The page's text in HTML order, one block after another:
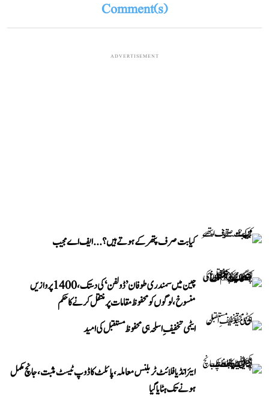
Comment(s)
ADVERTISEMENT
کیا بت صرف پتھر کے ہوتے ہیں؟...ایف اے مجیب
چین میں سمندری طوفان ’ڈولفن‘ کی دستک، 1400 پروازیں
منسوخ، لوگوں کو محفوظ مقامات پر منتقل کرنے کا حکم
ایٹمی تخفیفِ اسلحہ ہی محفوظ مستقبل کی امید
ایئر انڈیا فلائٹ ٹربلنس معاملہ، پائلٹ کا ڈوپ ٹیسٹ مثبت، جانچ مکمل
ہونے تک ہٹایا گیا